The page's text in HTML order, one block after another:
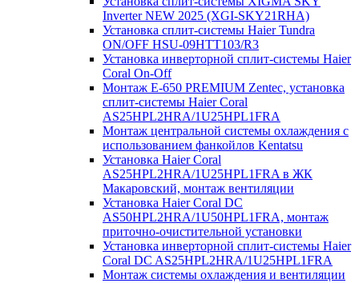
Inverter NEW 2025 (XGI-SKY21RHA)
Установка сплит-системы Haier Tundra
ON/OFF HSU-09HTT103/R3
Установка инверторной сплит-системы Haier
Coral On-Off
Монтаж E-650 PREMIUM Zentec, установка
сплит-системы Haier Coral
AS25HPL2HRA/1U25HPL1FRA
Монтаж центральной системы охлаждения с
использованием фанкойлов Kentatsu
Установка Haier Coral
AS25HPL2HRA/1U25HPL1FRA в ЖК
Макаровский, монтаж вентиляции
Установка Haier Coral DC
AS50HPL2HRA/1U50HPL1FRA, монтаж
приточно-очистительной установки
Установка инверторной сплит-системы Haier
Coral DC AS25HPL2HRA/1U25HPL1FRA
Монтаж системы охлаждения и вентиляции